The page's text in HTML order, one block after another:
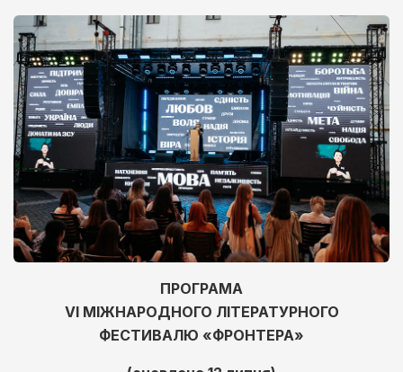
ПРОГРАМА
VI МІЖНАРОДНОГО ЛІТЕРАТУРНОГО
ФЕСТИВАЛЮ «ФРОНТЕРА»